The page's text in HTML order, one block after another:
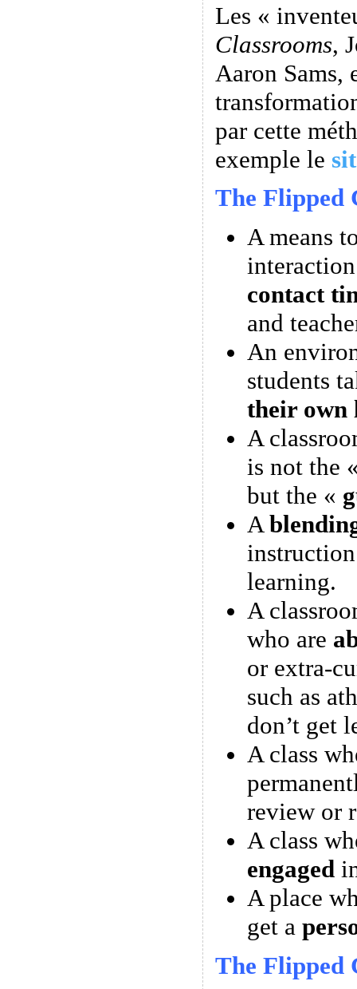
Les «
Classrooms,
Aaron Sams,
par cette
exemple le
The Flipped
A means
contact
and
An
students
their own
A
is not the
but the «
A
learning.
A
who are
or extra-
such as
don’t get
A class
review or
A class
engaged
A place
get a
The Flipped